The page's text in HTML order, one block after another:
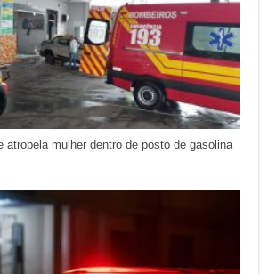
atropela mulher dentro de posto de gasolina